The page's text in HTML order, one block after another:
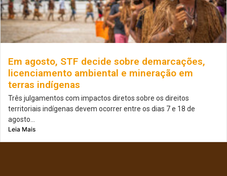
Em agosto, STF decide sobre demarcações,
licenciamento ambiental e mineração em
terras indígenas
Três julgamentos com impactos diretos sobre os direitos
territoriais indígenas devem ocorrer entre os dias 7 e 18 de
agosto...
Leia Mais